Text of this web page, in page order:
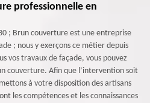
professionnelle en
; Brun couverture est une entreprise
; nous y exerçons ce métier depuis
vos travaux de façade, vous pouvez
couverture. Afin que l’intervention soit
à votre disposition des artisans
les compétences et les connaissances